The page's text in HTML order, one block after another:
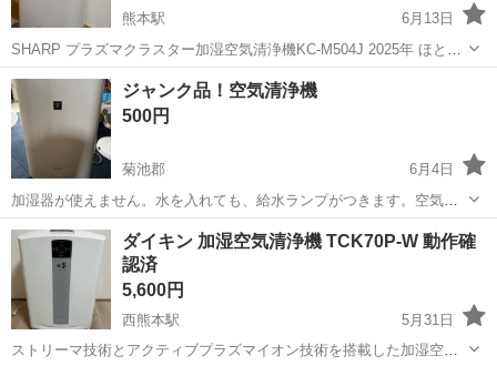
熊本駅
6月13日
SHARP プラズマクラスター加湿空気清浄機KC-M504J 2025年 ほとん
ど使用する機会がないため出品します 一般には販売されていない、ホ
テルや旅館で使用されている商品です。イオンを放出することで、カ
ビ菌や浮遊菌に作...
熊本 熊本市 熊本駅 季節、空調家電
ジャンク品！空気清浄機
500円
菊池郡
6月4日
加湿器が使えません。水を入れても、給水ランプがつきます。空気清
浄機としてはしっかり使用できます。 少し黄ばみあります。 ノークレ
ーム・ノーリターンでよろしくお願い致します🙇🏻‍♀️
熊本 菊池郡 季節、空調家電
ダイキン 加湿空気清浄機 TCK70P-W 動作確
認済
5,600円
西熊本駅
5月31日
ストリーマ技術とアクティブプラズマイオン技術を搭載した加湿空気